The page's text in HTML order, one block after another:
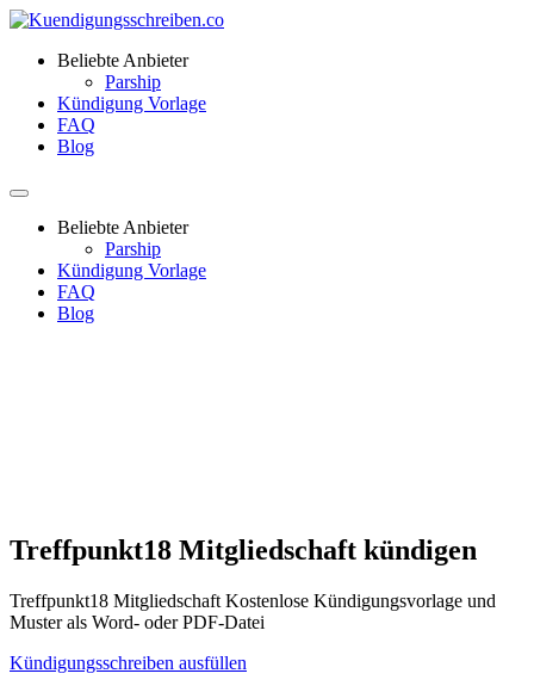
Beliebte Anbieter
Parship
Kündigung Vorlage
FAQ
Blog
Beliebte Anbieter
Parship
Kündigung Vorlage
FAQ
Blog
Treffpunkt18 Mitgliedschaft kündigen
Treffpunkt18 Mitgliedschaft Kostenlose Kündigungsvorlage und
Muster als Word- oder PDF-Datei
Kündigungsschreiben ausfüllen